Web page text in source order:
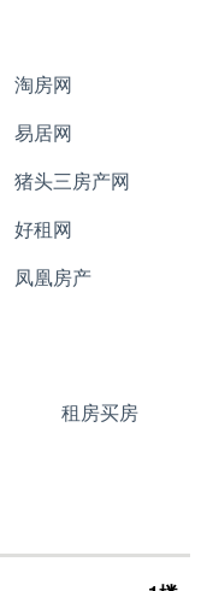
淘房网
易居网
猪头三房产网
好租网
凤凰房产
租房买房